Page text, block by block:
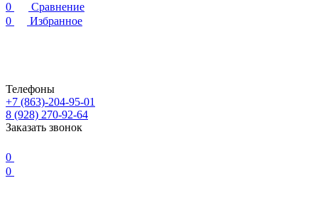
0
Сравнение
0
Избранное
Телефоны
+7 (863)-204-95-01
8 (928) 270-92-64
Заказать звонок
0
0